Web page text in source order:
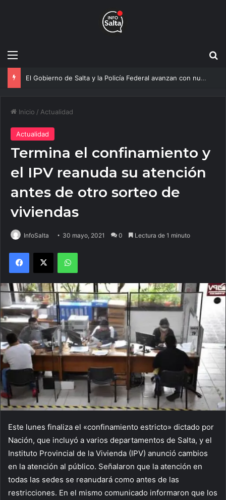
Menú
Más agua para Salta: Construyen una obra clave que mejorará el servicio a 20 mil vecinos
Inicio / Actualidad
Actualidad
Termina el confinamiento y
el IPV reanuda su atención
antes de otro sorteo de
viviendas
InfoSalta 30 mayo, 2021 0 Lectura de 1 minuto
Facebook
X WhatsApp
Este lunes finaliza el «confinamiento estricto» dictado por
Nación, que incluyó a varios departamentos de Salta, y el
Instituto Provincial de la Vivienda (IPV) anunció cambios
en la atención al público. Señalaron que la atención en
todas las sedes se reanudará como antes de las
restricciones. En el mismo comunicado informaron que los